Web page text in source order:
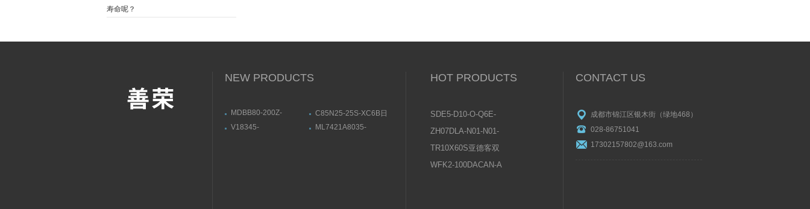
寿命呢？
NEW PRODUCTS
MDBB80-200Z-
本SMC无杆气缸基本款
C85N25-25S-XC6B日
本SMC标准气缸设定安
V18345-
ML7421A8035-
HOT PRODUCTS
SDE5-D10-O-Q6E-
P-KFESTO费斯托压
ZH07DLA-N01-N01-
N01日本SMC真空发
TR10X60S亚德客双
轴气缸常见问题及原
WFK2-100DACAN-A
CONTACT US
成都市锦江区银木街（绿地468）
028-86751041
17302157802@163.com